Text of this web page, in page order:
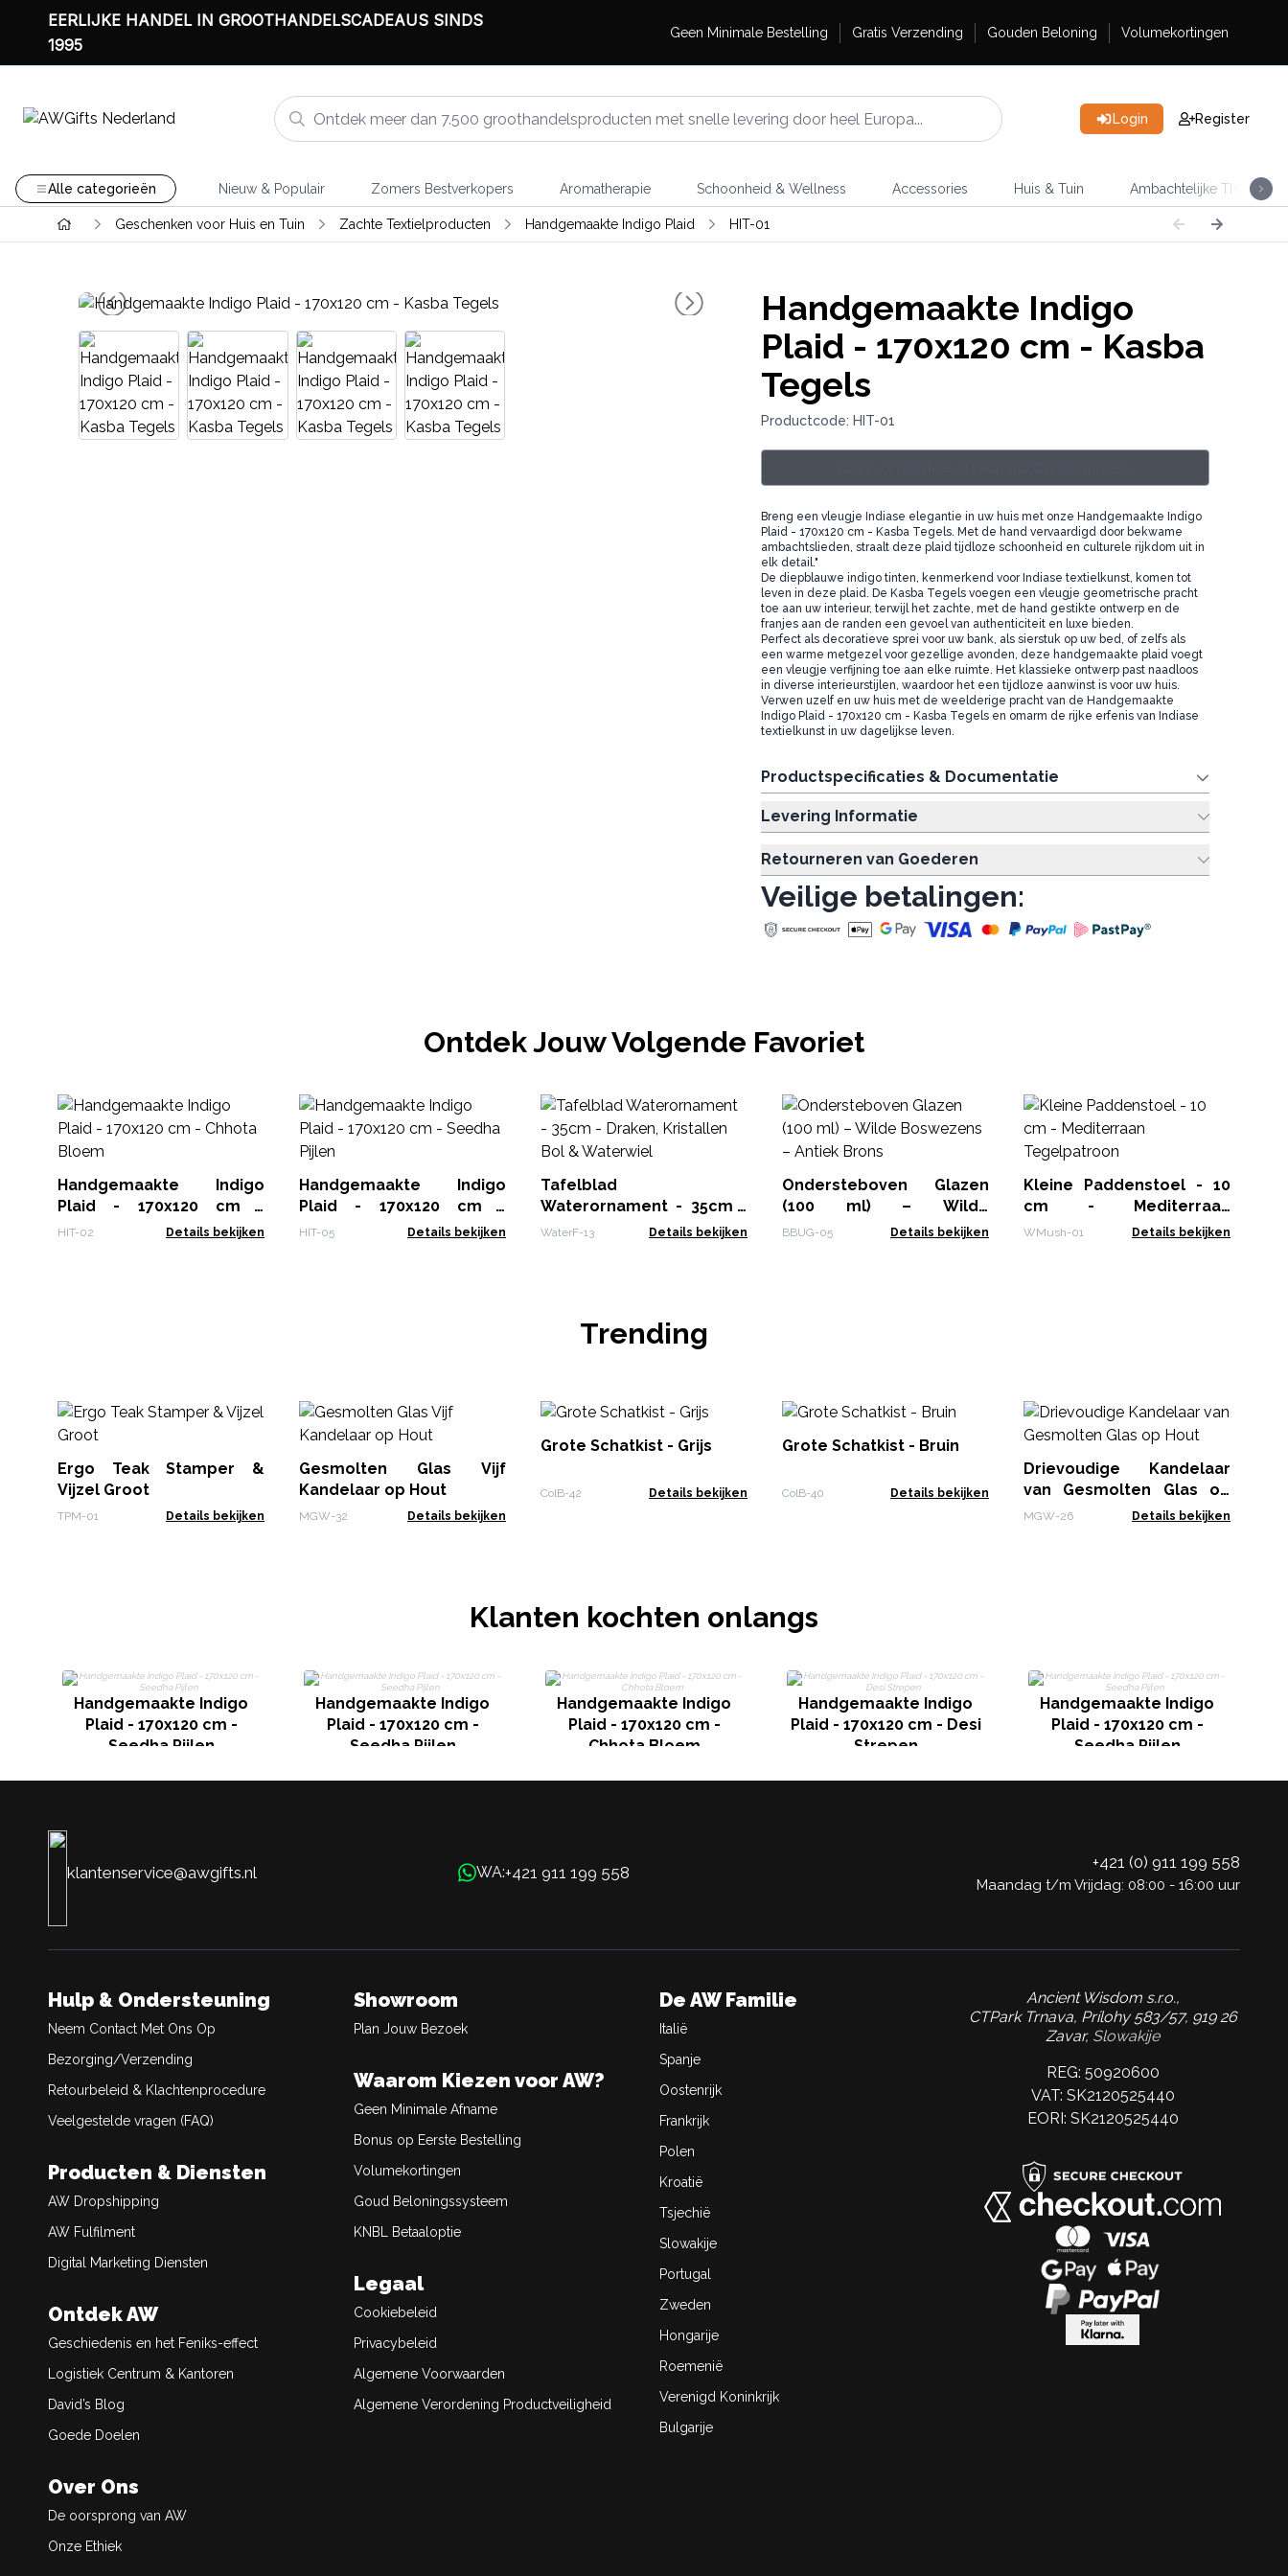
EERLIJKE HANDEL IN GROOTHANDELSCADEAUS SINDS
1995
Geen Minimale Bestelling Gratis Verzending Gouden Beloning Volumekortingen
Login Register
Alle categorieën Nieuw & Populair Zomers Bestverkopers Aromatherapie Schoonheid & Wellness Accessories Huis & Tuin Ambachtelijke Thee
Geschenken voor Huis en Tuin Zachte Textielproducten Handgemaakte Indigo Plaid HIT-01
Handgemaakte Indigo
Plaid - 170x120 cm - Kasba
Tegels
Productcode: HIT-01
Breng een vleugje Indiase elegantie in uw huis met onze Handgemaakte Indigo
Plaid - 170x120 cm - Kasba Tegels. Met de hand vervaardigd door bekwame
ambachtslieden, straalt deze plaid tijdloze schoonheid en culturele rijkdom uit in
elk detail."
De diepblauwe indigo tinten, kenmerkend voor Indiase textielkunst, komen tot
leven in deze plaid. De Kasba Tegels voegen een vleugje geometrische pracht
toe aan uw interieur, terwijl het zachte, met de hand gestikte ontwerp en de
franjes aan de randen een gevoel van authenticiteit en luxe bieden.
Perfect als decoratieve sprei voor uw bank, als sierstuk op uw bed, of zelfs als
een warme metgezel voor gezellige avonden, deze handgemaakte plaid voegt
een vleugje verfijning toe aan elke ruimte. Het klassieke ontwerp past naadloos
in diverse interieurstijlen, waardoor het een tijdloze aanwinst is voor uw huis.
Verwen uzelf en uw huis met de weelderige pracht van de Handgemaakte
Indigo Plaid - 170x120 cm - Kasba Tegels en omarm de rijke erfenis van Indiase
textielkunst in uw dagelijkse leven.
Productspecificaties & Documentatie
Levering Informatie
Retourneren van Goederen
Veilige betalingen:
Ontdek Jouw Volgende Favoriet
Handgemaakte Indigo
Plaid - 170x120 cm -
Chhota Bloem
HIT-02 Details bekijken
Handgemaakte Indigo
Plaid - 170x120 cm -
Seedha Pijlen
HIT-05 Details bekijken
Tafelblad
Waterornament - 35cm -
Draken, Kristallen Bol &
WaterF-13 Details bekijken
Ondersteboven Glazen
(100 ml) – Wilde
Boswezens – Antiek Brons
BBUG-05 Details bekijken
Kleine Paddenstoel - 10
cm - Mediterraan
Tegelpatroon
WMush-01 Details bekijken
Trending
Ergo Teak Stamper &
Vijzel Groot
TPM-01 Details bekijken
Gesmolten Glas Vijf
Kandelaar op Hout
MGW-32 Details bekijken
Grote Schatkist - Grijs
ColB-42 Details bekijken
Grote Schatkist - Bruin
ColB-40 Details bekijken
Drievoudige Kandelaar
van Gesmolten Glas op
Hout
MGW-26 Details bekijken
Klanten kochten onlangs
Handgemaakte Indigo
Plaid - 170x120 cm -
Seedha Pijlen
Handgemaakte Indigo
Plaid - 170x120 cm -
Seedha Pijlen
Handgemaakte Indigo
Plaid - 170x120 cm -
Chhota Bloem
Handgemaakte Indigo
Plaid - 170x120 cm - Desi
Strepen
Handgemaakte Indigo
Plaid - 170x120 cm -
Seedha Pijlen
klantenservice@awgifts.nl WA:+421 911 199 558
+421 (0) 911 199 558
Maandag t/m Vrijdag: 08:00 - 16:00 uur
Hulp & Ondersteuning
Neem Contact Met Ons Op
Bezorging/Verzending
Retourbeleid & Klachtenprocedure
Veelgestelde vragen (FAQ)
Producten & Diensten
AW Dropshipping
AW Fulfilment
Digital Marketing Diensten
Ontdek AW
Geschiedenis en het Feniks-effect
Logistiek Centrum & Kantoren
David’s Blog
Goede Doelen
Over Ons
De oorsprong van AW
Onze Ethiek
Showroom
Plan Jouw Bezoek
Waarom Kiezen voor AW?
Geen Minimale Afname
Bonus op Eerste Bestelling
Volumekortingen
Goud Beloningssysteem
KNBL Betaaloptie
Legaal
Cookiebeleid
Privacybeleid
Algemene Voorwaarden
Algemene Verordening Productveiligheid
De AW Familie
Italië
Spanje
Oostenrijk
Frankrijk
Polen
Kroatië
Tsjechië
Slowakije
Portugal
Zweden
Hongarije
Roemenië
Verenigd Koninkrijk
Bulgarije
Ancient Wisdom s.r.o.,
CTPark Trnava, Prílohy 583/57, 919 26
Zavar, Slowakije
REG: 50920600
VAT: SK2120525440
EORI: SK2120525440
gebruik van cookies.
Deze website gebruikt cookies om uw
onze website te gebruiken, stemt u in met